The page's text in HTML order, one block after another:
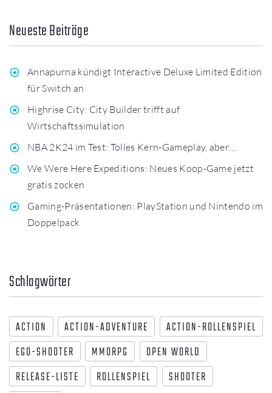
Neueste Beiträge
Annapurna kündigt Interactive Deluxe Limited Edition
für Switch an
Highrise City: City Builder trifft auf
Wirtschaftssimulation
NBA 2K24 im Test: Tolles Kern-Gameplay, aber…
We Were Here Expeditions: Neues Koop-Game jetzt
gratis zocken
Gaming-Präsentationen: PlayStation und Nintendo im
Doppelpack
Schlagwörter
ACTION ACTION-ADVENTURE
ACTION-ROLLENSPIEL
EGO-SHOOTER
MMORPG
OPEN WORLD
RELEASE-LISTE
ROLLENSPIEL
SHOOTER